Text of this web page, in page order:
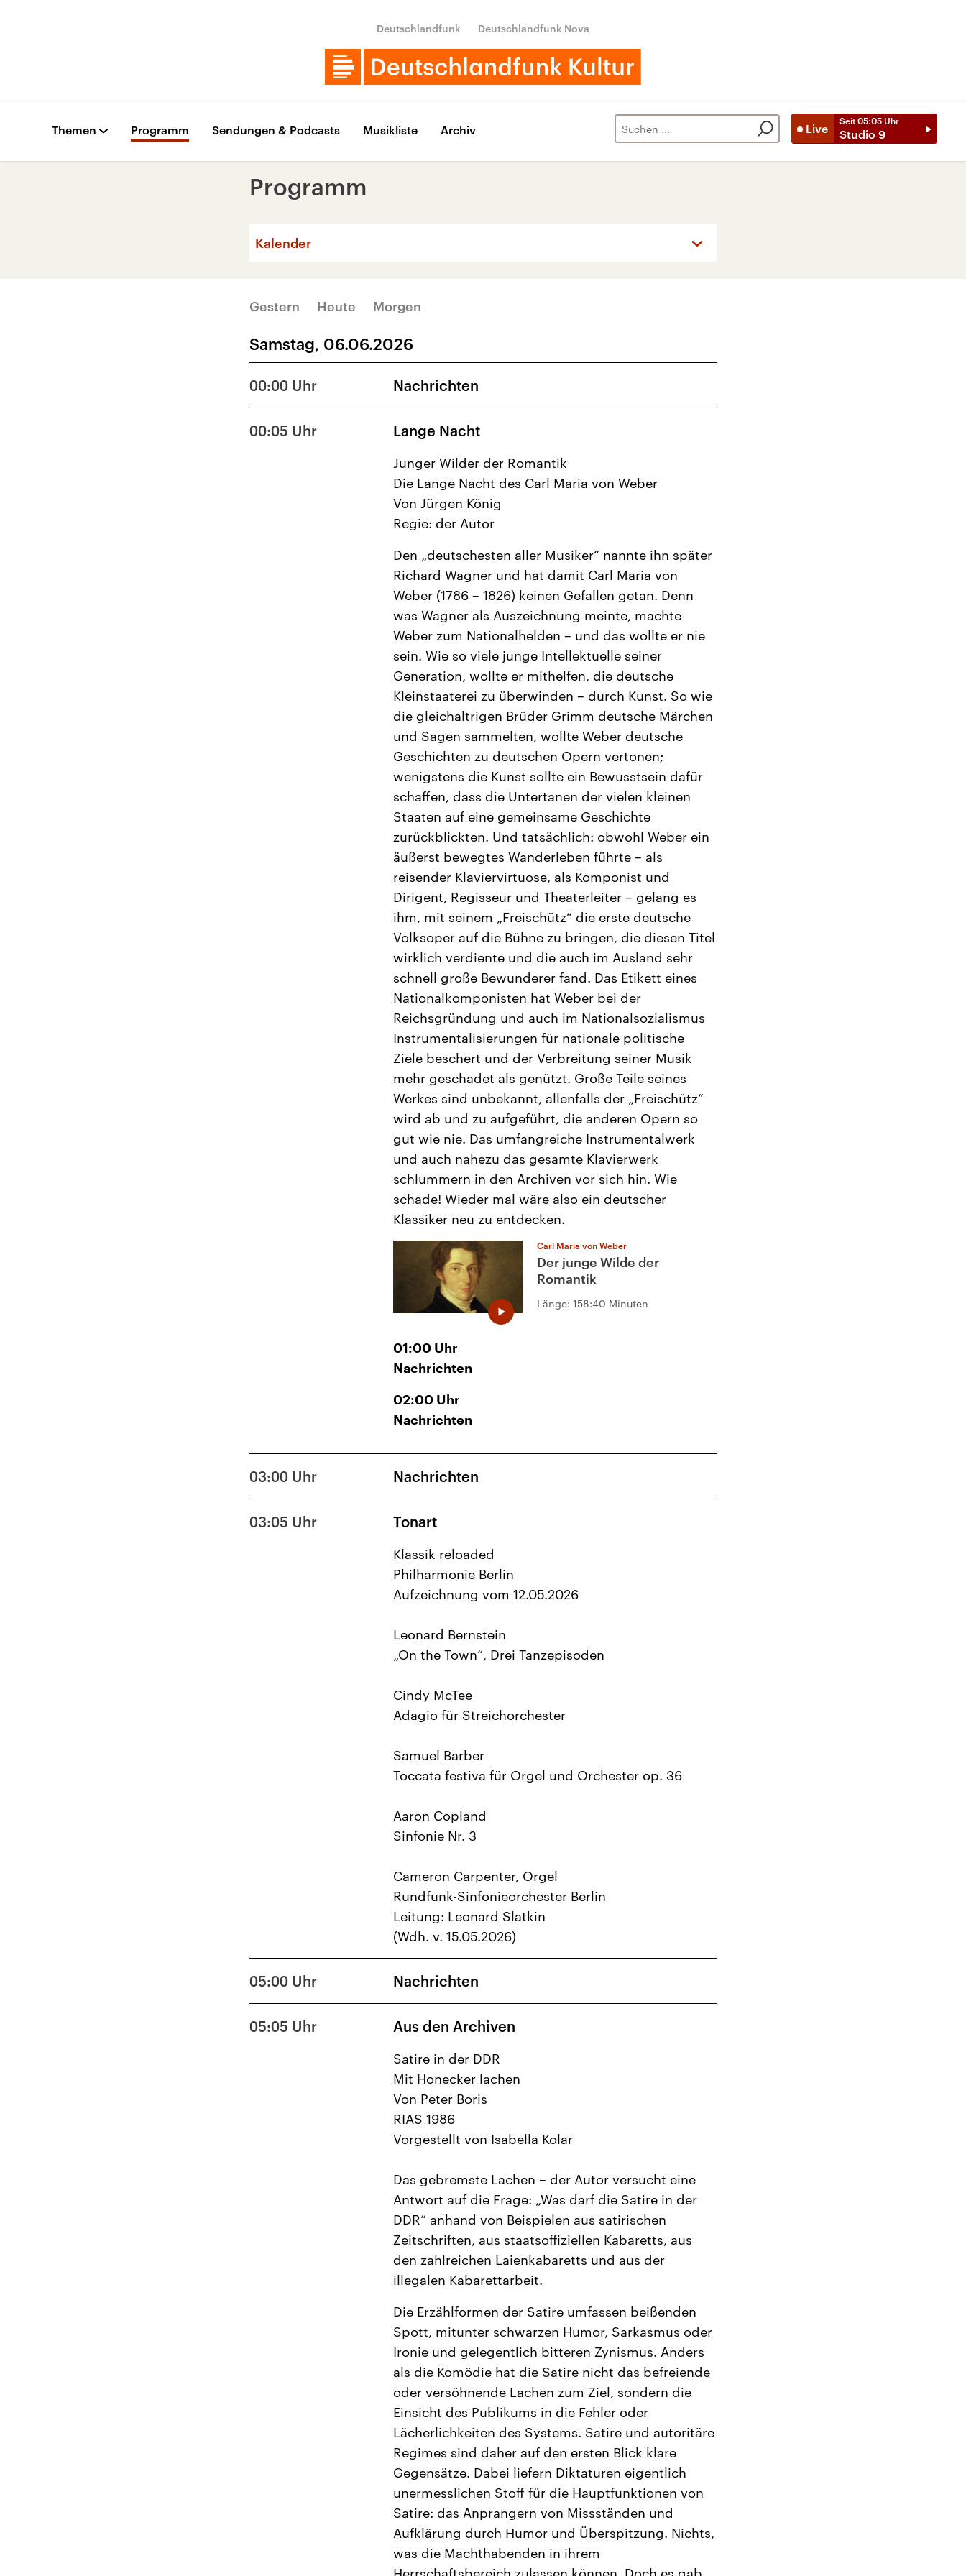
Deutschlandfunk Deutschlandfunk Nova
Live
Seit 05:05 Uhr
Studio 9
Themen Programm Sendungen & Podcasts Musikliste Archiv
Programm
Kalender
Mo Di Mi
1 2
10
22 24 25
1 2 3
Gestern Heute Morgen
Samstag, 06.06.2026
00:00 Uhr Nachrichten
00:05 Uhr Lange Nacht
Junger Wilder der Romantik
Die Lange Nacht des Carl Maria von Weber
Von Jürgen König
Regie: der Autor
Den „deutschesten aller Musiker“ nannte ihn später
Richard Wagner und hat damit Carl Maria von
Weber (1786 – 1826) keinen Gefallen getan. Denn
was Wagner als Auszeichnung meinte, machte
Weber zum Nationalhelden – und das wollte er nie
sein. Wie so viele junge Intellektuelle seiner
Generation, wollte er mithelfen, die deutsche
Kleinstaaterei zu überwinden – durch Kunst. So wie
die gleichaltrigen Brüder Grimm deutsche Märchen
und Sagen sammelten, wollte Weber deutsche
Geschichten zu deutschen Opern vertonen;
wenigstens die Kunst sollte ein Bewusstsein dafür
schaffen, dass die Untertanen der vielen kleinen
Staaten auf eine gemeinsame Geschichte
zurückblickten. Und tatsächlich: obwohl Weber ein
äußerst bewegtes Wanderleben führte – als
reisender Klaviervirtuose, als Komponist und
Dirigent, Regisseur und Theaterleiter – gelang es
ihm, mit seinem „Freischütz“ die erste deutsche
Volksoper auf die Bühne zu bringen, die diesen Titel
wirklich verdiente und die auch im Ausland sehr
schnell große Bewunderer fand. Das Etikett eines
Nationalkomponisten hat Weber bei der
Reichsgründung und auch im Nationalsozialismus
Instrumentalisierungen für nationale politische
Ziele beschert und der Verbreitung seiner Musik
mehr geschadet als genützt. Große Teile seines
Werkes sind unbekannt, allenfalls der „Freischütz“
wird ab und zu aufgeführt, die anderen Opern so
gut wie nie. Das umfangreiche Instrumentalwerk
und auch nahezu das gesamte Klavierwerk
schlummern in den Archiven vor sich hin. Wie
schade! Wieder mal wäre also ein deutscher
Klassiker neu zu entdecken.
Carl Maria von Weber
Der junge Wilde der
Romantik
Länge: 158:40 Minuten
01:00 Uhr
Nachrichten
02:00 Uhr
Nachrichten
03:00 Uhr Nachrichten
03:05 Uhr Tonart
Klassik reloaded
Philharmonie Berlin
Aufzeichnung vom 12.05.2026
Leonard Bernstein
„On the Town“, Drei Tanzepisoden
Cindy McTee
Adagio für Streichorchester
Samuel Barber
Toccata festiva für Orgel und Orchester op. 36
Aaron Copland
Sinfonie Nr. 3
Cameron Carpenter, Orgel
Rundfunk-Sinfonieorchester Berlin
Leitung: Leonard Slatkin
(Wdh. v. 15.05.2026)
05:00 Uhr Nachrichten
05:05 Uhr Aus den Archiven
Satire in der DDR
Mit Honecker lachen
Von Peter Boris
RIAS 1986
Vorgestellt von Isabella Kolar
Das gebremste Lachen – der Autor versucht eine
Antwort auf die Frage: „Was darf die Satire in der
DDR“ anhand von Beispielen aus satirischen
Zeitschriften, aus staatsoffiziellen Kabaretts, aus
den zahlreichen Laienkabaretts und aus der
illegalen Kabarettarbeit.
Die Erzählformen der Satire umfassen beißenden
Spott, mitunter schwarzen Humor, Sarkasmus oder
Ironie und gelegentlich bitteren Zynismus. Anders
als die Komödie hat die Satire nicht das befreiende
oder versöhnende Lachen zum Ziel, sondern die
Einsicht des Publikums in die Fehler oder
Lächerlichkeiten des Systems. Satire und autoritäre
Regimes sind daher auf den ersten Blick klare
Gegensätze. Dabei liefern Diktaturen eigentlich
unermesslichen Stoff für die Hauptfunktionen von
Satire: das Anprangern von Missständen und
Aufklärung durch Humor und Überspitzung. Nichts,
was die Machthabenden in ihrem